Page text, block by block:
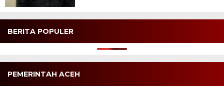
BERITA POPULER
PEMERINTAH ACEH